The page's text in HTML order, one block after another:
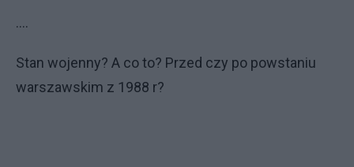
....
Stan wojenny? A co to? Przed czy po powstaniu
warszawskim z 1988 r?